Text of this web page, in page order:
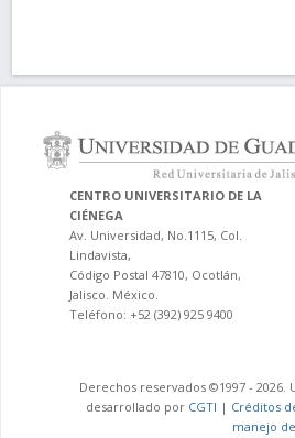
CENTRO UNIVERSITARIO DE LA
CIÉNEGA
Av. Universidad, No.1115, Col.
Lindavista,
Código Postal 47810, Ocotlán,
Jalisco. México.
Teléfono: +52 (392) 925 9400
Derechos reservados ©1997 - 2026.
desarrollado por CGTI | Créditos
manejo